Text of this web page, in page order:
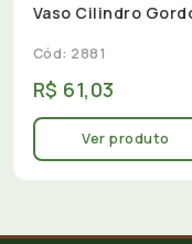
Vaso Cilindro
Cód: 2881
R$ 61,03
Ver produto